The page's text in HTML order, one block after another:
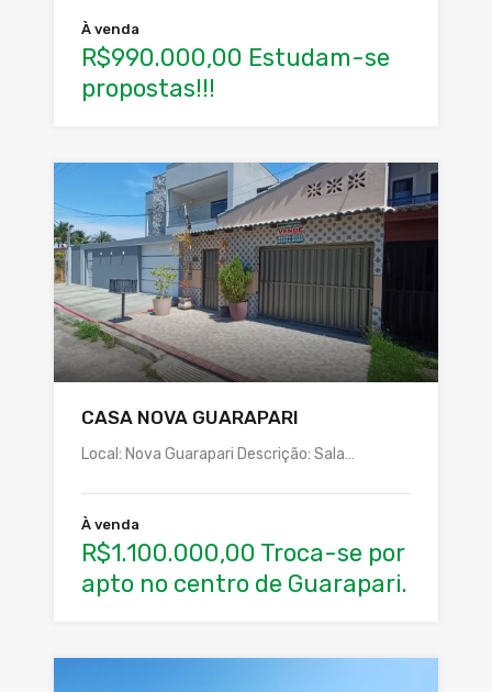
À venda
R$990.000,00 Estudam-se
propostas!!!
CASA NOVA GUARAPARI
Local: Nova Guarapari Descrição: Sala…
À venda
R$1.100.000,00 Troca-se por
apto no centro de Guarapari.